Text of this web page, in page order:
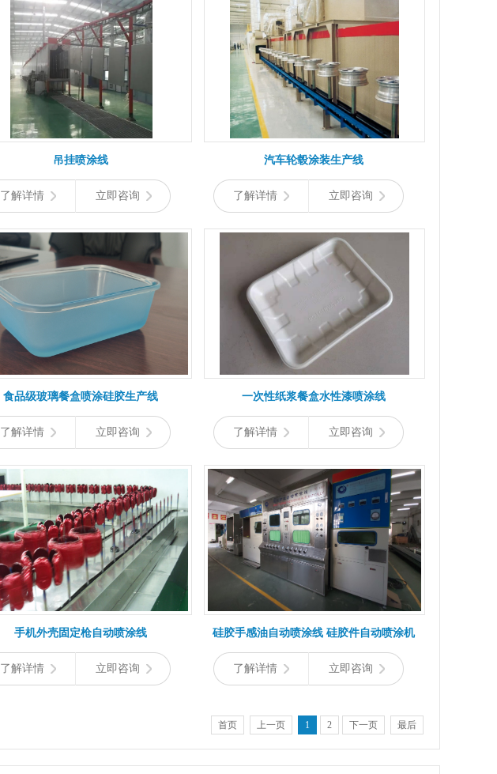
吊挂喷涂线
了解详情 立即咨询
汽车轮毂涂装生产线
了解详情 立即咨询
食品级玻璃餐盒喷涂硅胶生产线
了解详情 立即咨询
一次性纸浆餐盒水性漆喷涂线
了解详情 立即咨询
手机外壳固定枪自动喷涂线
了解详情 立即咨询
硅胶手感油自动喷涂线 硅胶件自动喷涂机
了解详情 立即咨询
首页 上一页 1 2 下一页 最后